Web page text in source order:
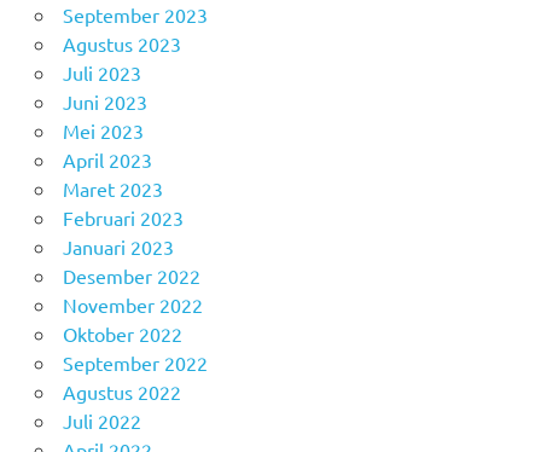
September 2023
Agustus 2023
Juli 2023
Juni 2023
Mei 2023
April 2023
Maret 2023
Februari 2023
Januari 2023
Desember 2022
November 2022
Oktober 2022
September 2022
Agustus 2022
Juli 2022